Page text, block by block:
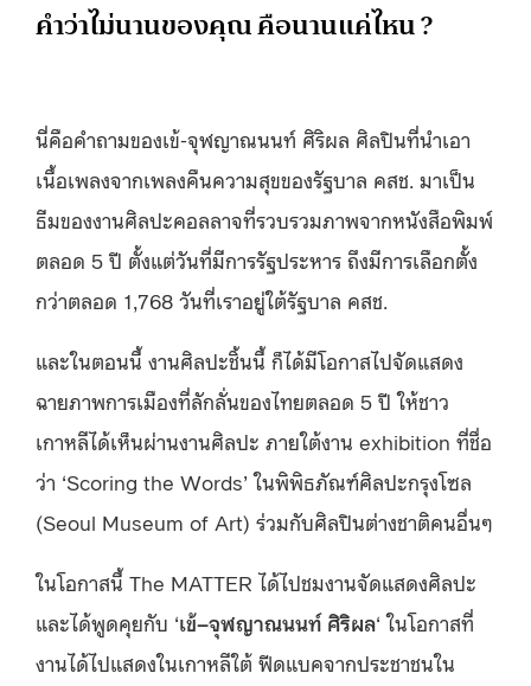
คำว่าไม่นานของคุณ คือนานแค่ไหน ?
นี่คือคำถามของเข้-จุฬญาณนนท์ ศิริผล ศิลปินที่นำเอา
เนื้อเพลงจากเพลงคืนความสุขของรัฐบาล คสช. มาเป็น
ธีมของงานศิลปะคอลลาจที่รวบรวมภาพจากหนังสือพิมพ์
ตลอด 5 ปี ตั้งแต่วันที่มีการรัฐประหาร ถึงมีการเลือกตั้ง
กว่าตลอด 1,768 วันที่เราอยู่ใต้รัฐบาล คสช.
และในตอนนี้ งานศิลปะชิ้นนี้ ก็ได้มีโอกาสไปจัดแสดง
ฉายภาพการเมืองที่ลักลั่นของไทยตลอด 5 ปี ให้ชาว
เกาหลีได้เห็นผ่านงานศิลปะ ภายใต้งาน exhibition ที่ชื่อ
ว่า ‘Scoring the Words’ ในพิพิธภัณฑ์ศิลปะกรุงโซล
(Seoul Museum of Art) ร่วมกับศิลปินต่างชาติคนอื่นๆ
ในโอกาสนี้ The MATTER ได้ไปชมงานจัดแสดงศิลปะ
และได้พูดคุยกับ ‘เข้–จุฬญาณนนท์ ศิริผล‘ ในโอกาสที่
งานได้ไปแสดงในเกาหลีใต้ ฟีดแบคจากประชาชนใน